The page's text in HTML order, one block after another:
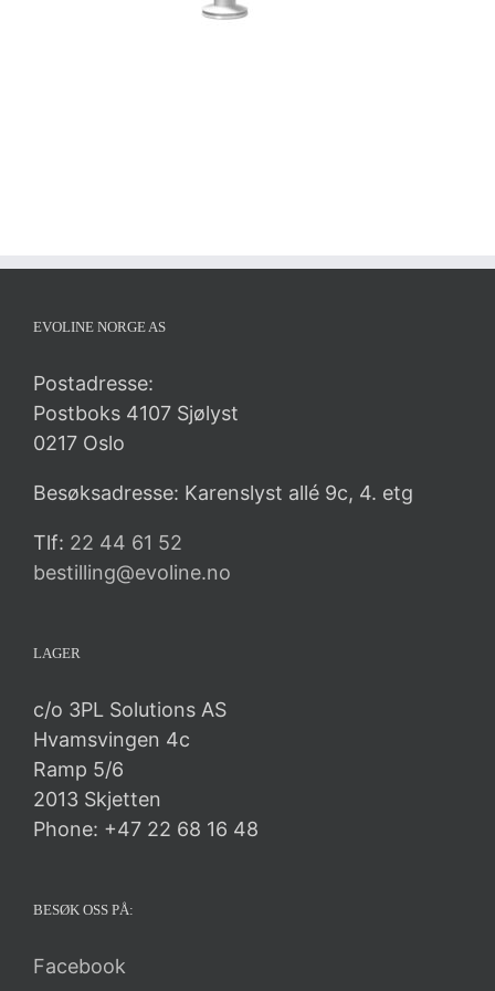
EVOLINE NORGE AS
Postadresse:
Postboks 4107 Sjølyst
0217 Oslo
Besøksadresse: Karenslyst allé 9c, 4. etg
Tlf: 22 44 61 52
bestilling@evoline.no
LAGER
c/o 3PL Solutions AS
Hvamsvingen 4c
Ramp 5/6
2013 Skjetten
Phone: +47 22 68 16 48
BESØK OSS PÅ:
Facebook